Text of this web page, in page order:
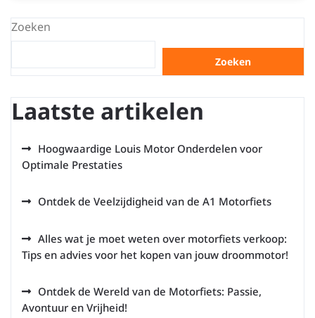
Zoeken
Zoeken
Laatste artikelen
Hoogwaardige Louis Motor Onderdelen voor
Optimale Prestaties
Ontdek de Veelzijdigheid van de A1 Motorfiets
Alles wat je moet weten over motorfiets verkoop:
Tips en advies voor het kopen van jouw droommotor!
Ontdek de Wereld van de Motorfiets: Passie,
Avontuur en Vrijheid!